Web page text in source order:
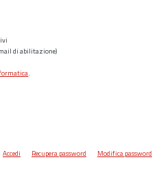
di abilitazione)
.
Accedi Recupera password Modifica password